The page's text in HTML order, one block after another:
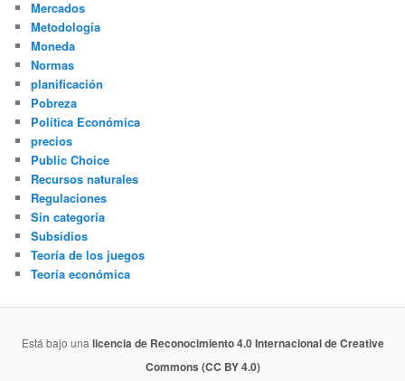
Mercados
Metodología
Moneda
Normas
planificación
Pobreza
Política Económica
precios
Public Choice
Recursos naturales
Regulaciones
Sin categoría
Subsidios
Teoría de los juegos
Teoría económica
Está bajo unalicencia de Reconocimiento 4.0 Internacional de Creative
Commons (CC BY 4.0)